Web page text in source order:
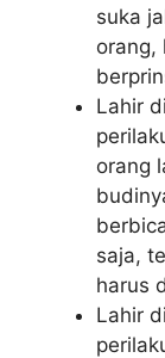
suka
orang,
Lahir
orang
saja,
harus
Lahir